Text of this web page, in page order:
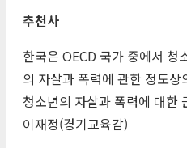
추천사
한국은 OECD 국가 중에서
의 자살과 폭력에 관한 정도
청소년의 자살과 폭력에 대한
이재정(경기교육감)